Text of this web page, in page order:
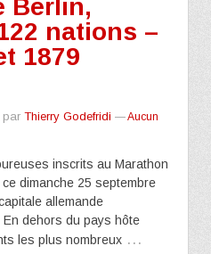
Berlin,
nations –
1879
par Thierry Godefridi —Aucun
inscrits au Marathon
dimanche 25 septembre
allemande
dehors du pays hôte
les plus nombreux …